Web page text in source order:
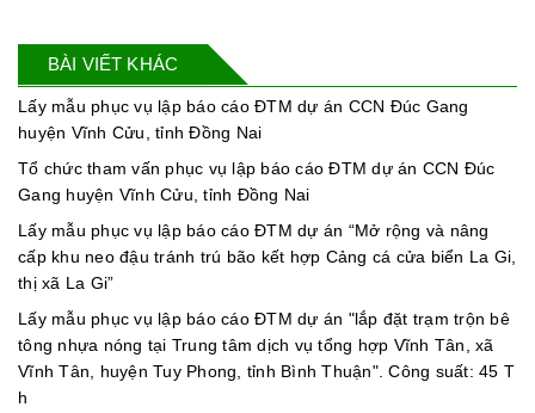
BÀI VIẾT KHÁC
Lấy mẫu phục vụ lập báo cáo ĐTM dự án CCN Đúc Gang
huyện Vĩnh Cửu, tỉnh Đồng Nai
Tổ chức tham vấn phục vụ lập báo cáo ĐTM dự án CCN Đúc
Gang huyện Vĩnh Cửu, tỉnh Đồng Nai
Lấy mẫu phục vụ lập báo cáo ĐTM dự án “Mở rộng và nâng
cấp khu neo đậu tránh trú bão kết hợp Cảng cá cửa biển La Gi,
thị xã La Gi”
Lấy mẫu phục vụ lập báo cáo ĐTM dự án "lắp đặt trạm trộn bê
tông nhựa nóng tại Trung tâm dịch vụ tổng hợp Vĩnh Tân, xã
Vĩnh Tân, huyện Tuy Phong, tỉnh Bình Thuận". Công suất: 45 T
h